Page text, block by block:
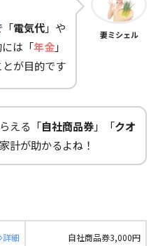
「電気代」や
は「年金」
が目的です
妻ミシェル
える「自社商品券」「クオ
計が助かるよね！
細 自社商品券3,000円